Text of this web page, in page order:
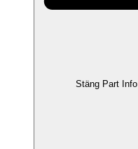
Stäng Part Info